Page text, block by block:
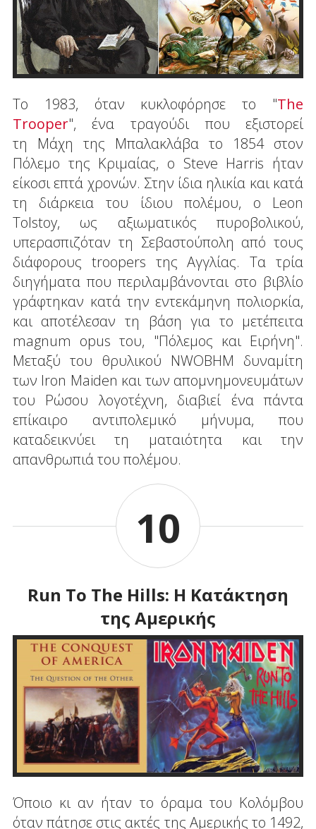
To 1983, όταν κυκλοφόρησε το "The
Trooper", ένα τραγούδι που εξιστορεί
τη Μάχη της Μπαλακλάβα το 1854 στον
Πόλεμο της Κριμαίας, ο Steve Harris ήταν
είκοσι επτά χρονών. Στην ίδια ηλικία και κατά
τη διάρκεια του ίδιου πολέμου, ο Leon
Tolstoy, ως αξιωματικός πυροβολικού,
υπερασπιζόταν τη Σεβαστούπολη από τους
διάφορους troopers της Αγγλίας. Τα τρία
διηγήματα που περιλαμβάνονται στο βιβλίο
γράφτηκαν κατά την εντεκάμηνη πολιορκία,
και αποτέλεσαν τη βάση για το μετέπειτα
magnum opus του, "Πόλεμος και Ειρήνη".
Μεταξύ του θρυλικού NWOBHM δυναμίτη
των Iron Maiden και των απομνημονευμάτων
του Ρώσου λογοτέχνη, διαβιεί ένα πάντα
επίκαιρο αντιπολεμικό μήνυμα, που
καταδεικνύει τη ματαιότητα και την
απανθρωπιά του πολέμου.
10
Run To The Hills: Η Κατάκτηση
της Αμερικής
Όποιο κι αν ήταν το όραμα του Κολόμβου
όταν πάτησε στις ακτές της Αμερικής το 1492,